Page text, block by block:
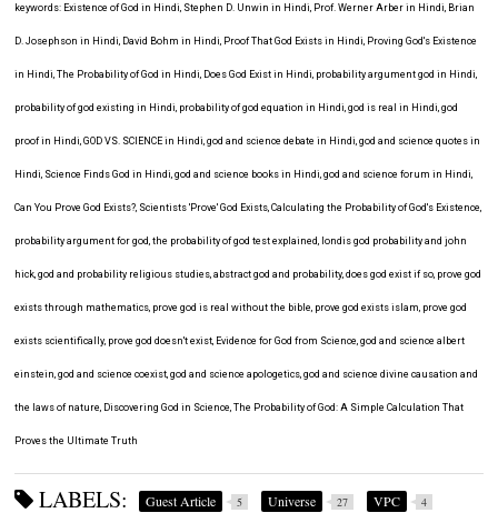
keywords: Existence of God in Hindi, Stephen D. Unwin in Hindi, Prof. Werner Arber in Hindi, Brian
D. Josephson in Hindi, David Bohm in Hindi, Proof That God Exists in Hindi, Proving God's Existence
in Hindi, The Probability of God in Hindi, Does God Exist in Hindi, probability argument god in Hindi,
probability of god existing in Hindi, probability of god equation in Hindi, god is real in Hindi, god
proof in Hindi, GOD VS. SCIENCE in Hindi, god and science debate in Hindi, god and science quotes in
Hindi, Science Finds God in Hindi, god and science books in Hindi, god and science forum in Hindi,
Can You Prove God Exists?, Scientists 'Prove' God Exists, Calculating the Probability of God's Existence,
probability argument for god, the probability of god test explained, londis god probability and john
hick, god and probability religious studies, abstract god and probability, does god exist if so, prove god
exists through mathematics, prove god is real without the bible, prove god exists islam, prove god
exists scientifically, prove god doesn't exist, Evidence for God from Science, god and science albert
einstein, god and science coexist, god and science apologetics, god and science divine causation and
the laws of nature, Discovering God in Science, The Probability of God: A Simple Calculation That
Proves the Ultimate Truth
LABELS: Guest Article 5 Universe 27 VPC 4